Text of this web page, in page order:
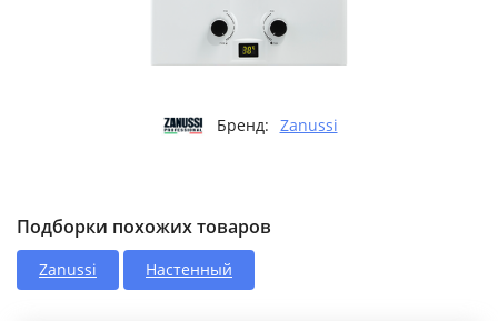
Бренд: Zanussi
Подборки похожих товаров
Zanussi Настенный